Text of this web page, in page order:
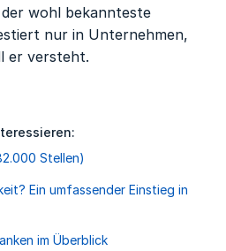
wohl bekannteste
nur in Unternehmen,
er versteht.
Stellen)
Ein umfassender Einstieg in
im Überblick